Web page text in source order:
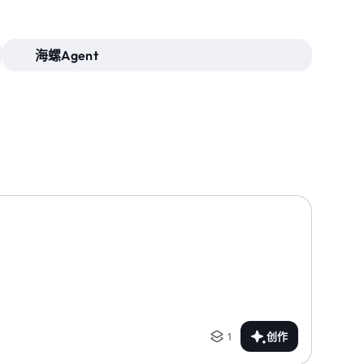
海螺Agent
1 创作